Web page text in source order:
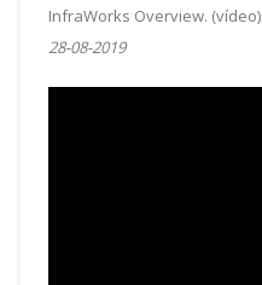
InfraWorks Overview. (vídeo)
28-08-2019